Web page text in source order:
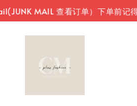
MAIL 查看订单）下单前记得先注